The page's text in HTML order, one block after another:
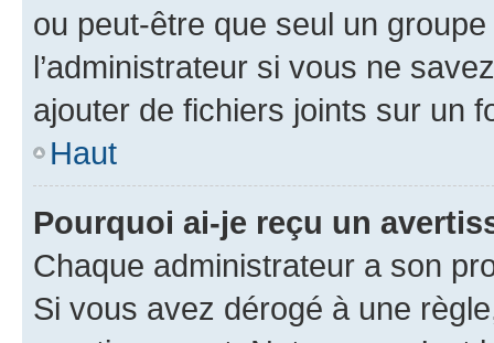
ou peut-être que seul un
l’administrateur si vous ne
ajouter de fichiers joints sur un
Haut
Pourquoi ai-je reçu un
Chaque administrateur a son
Si vous avez dérogé à une